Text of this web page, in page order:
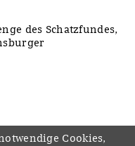
des Schatzfundes,
Cookies,